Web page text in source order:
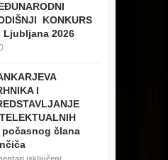
KONKURS
Ljubljana 2026
I
počasnog člana